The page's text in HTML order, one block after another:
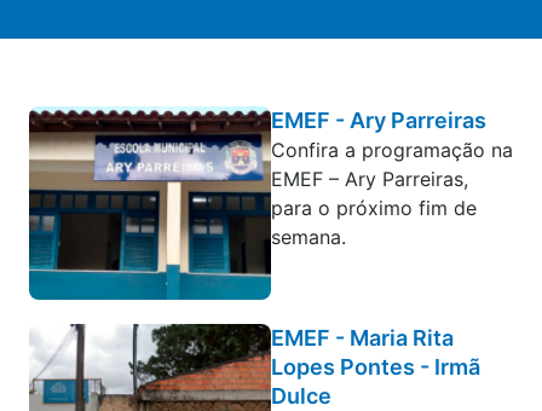
EMEF - Ary Parreiras
Confira a programação na
EMEF – Ary Parreiras,
para o próximo fim de
semana.
EMEF - Maria Rita
Lopes Pontes - Irmã
Dulce